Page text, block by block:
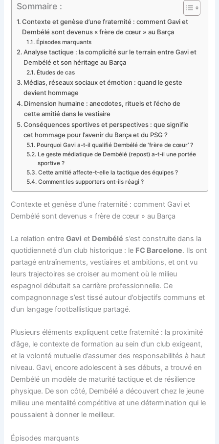
Sommaire :
Contexte et genèse d’une fraternité : comment Gavi et
Dembélé sont devenus « frère de cœur » au Barça
Épisodes marquants
Analyse tactique : la complicité sur le terrain entre Gavi et
Dembélé et son héritage au Barça
Études de cas
Médias, réseaux sociaux et émotion : quand le geste
devient hommage
Dimension humaine : anecdotes, rituels et l’écho de
cette amitié dans le vestiaire
Conséquences sportives et perspectives : que signifie
cet hommage pour l’avenir du Barça et du PSG ?
Pourquoi Gavi a-t-il qualifié Dembélé de ‘frère de cœur’ ?
Le geste médiatique de Dembélé (repost) a-t-il une portée
sportive ?
Cette amitié affecte-t-elle la tactique des équipes ?
Comment les supporters ont-ils réagi ?
Contexte et genèse d’une fraternité : comment Gavi et
Dembélé sont devenus « frère de cœur » au Barça
La relation entreGavi et Dembélé s’est construite dans la
quotidienneté d’un club historique : le FC Barcelone. Ils ont
partagé entraînements, vestiaires et ambitions, et ont vu
leurs trajectoires se croiser au moment où le milieu
espagnol débutait sa carrière professionnelle. Ce
compagnonnage s’est tissé autour d’objectifs communs et
d’un langage footballistique partagé.
Plusieurs éléments expliquent cette fraternité : la proximité
d’âge, le contexte de formation au sein d’un club exigeant,
et la volonté mutuelle d’assumer des responsabilités à haut
niveau. Gavi, encore adolescent à ses débuts, a trouvé en
Dembélé un modèle de maturité tactique et de résilience
physique. De son côté, Dembélé a découvert chez le jeune
milieu une mentalité compétitive et une détermination qui le
poussaient à donner le meilleur.
Épisodes marquants